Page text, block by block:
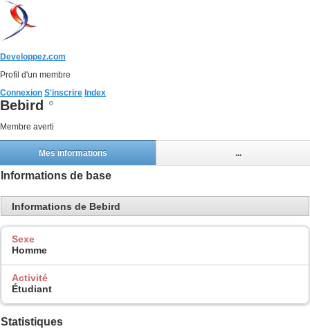
Developpez.com
Profil d'un membre
Connexion S'inscrire Index
Bebird
Membre averti
Mes informations ...
Informations de base
Informations de Bebird
Sexe
Homme
Activité
Étudiant
Statistiques